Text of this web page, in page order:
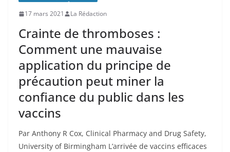
17 mars 2021 La Rédaction
Crainte de thromboses :
Comment une mauvaise
application du principe de
précaution peut miner la
confiance du public dans les
vaccins
Par Anthony R Cox, Clinical Pharmacy and Drug Safety,
University of Birmingham L’arrivée de vaccins efficaces